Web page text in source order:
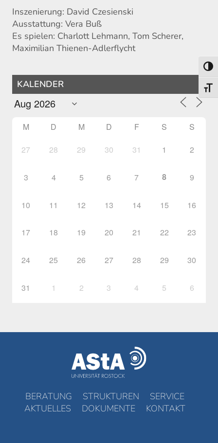
Inszenierung: David Czesienski
Ausstattung: Vera Buß
Es spielen: Charlott Lehmann, Tom Scherer,
Maximilian Thienen-Adlerflycht
KALENDER
M D M D F S S
27 28 29 30 31 1 2
3 4 5 6 7 8 9
10 11 12 13 14 15 16
17 18 19 20 21 22 23
24 25 26 27 28 29 30
31 1 2 3 4 5 6
BERATUNG STRUKTUREN
SERVICE
AKTUELLES
DOKUMENTE KONTAKT